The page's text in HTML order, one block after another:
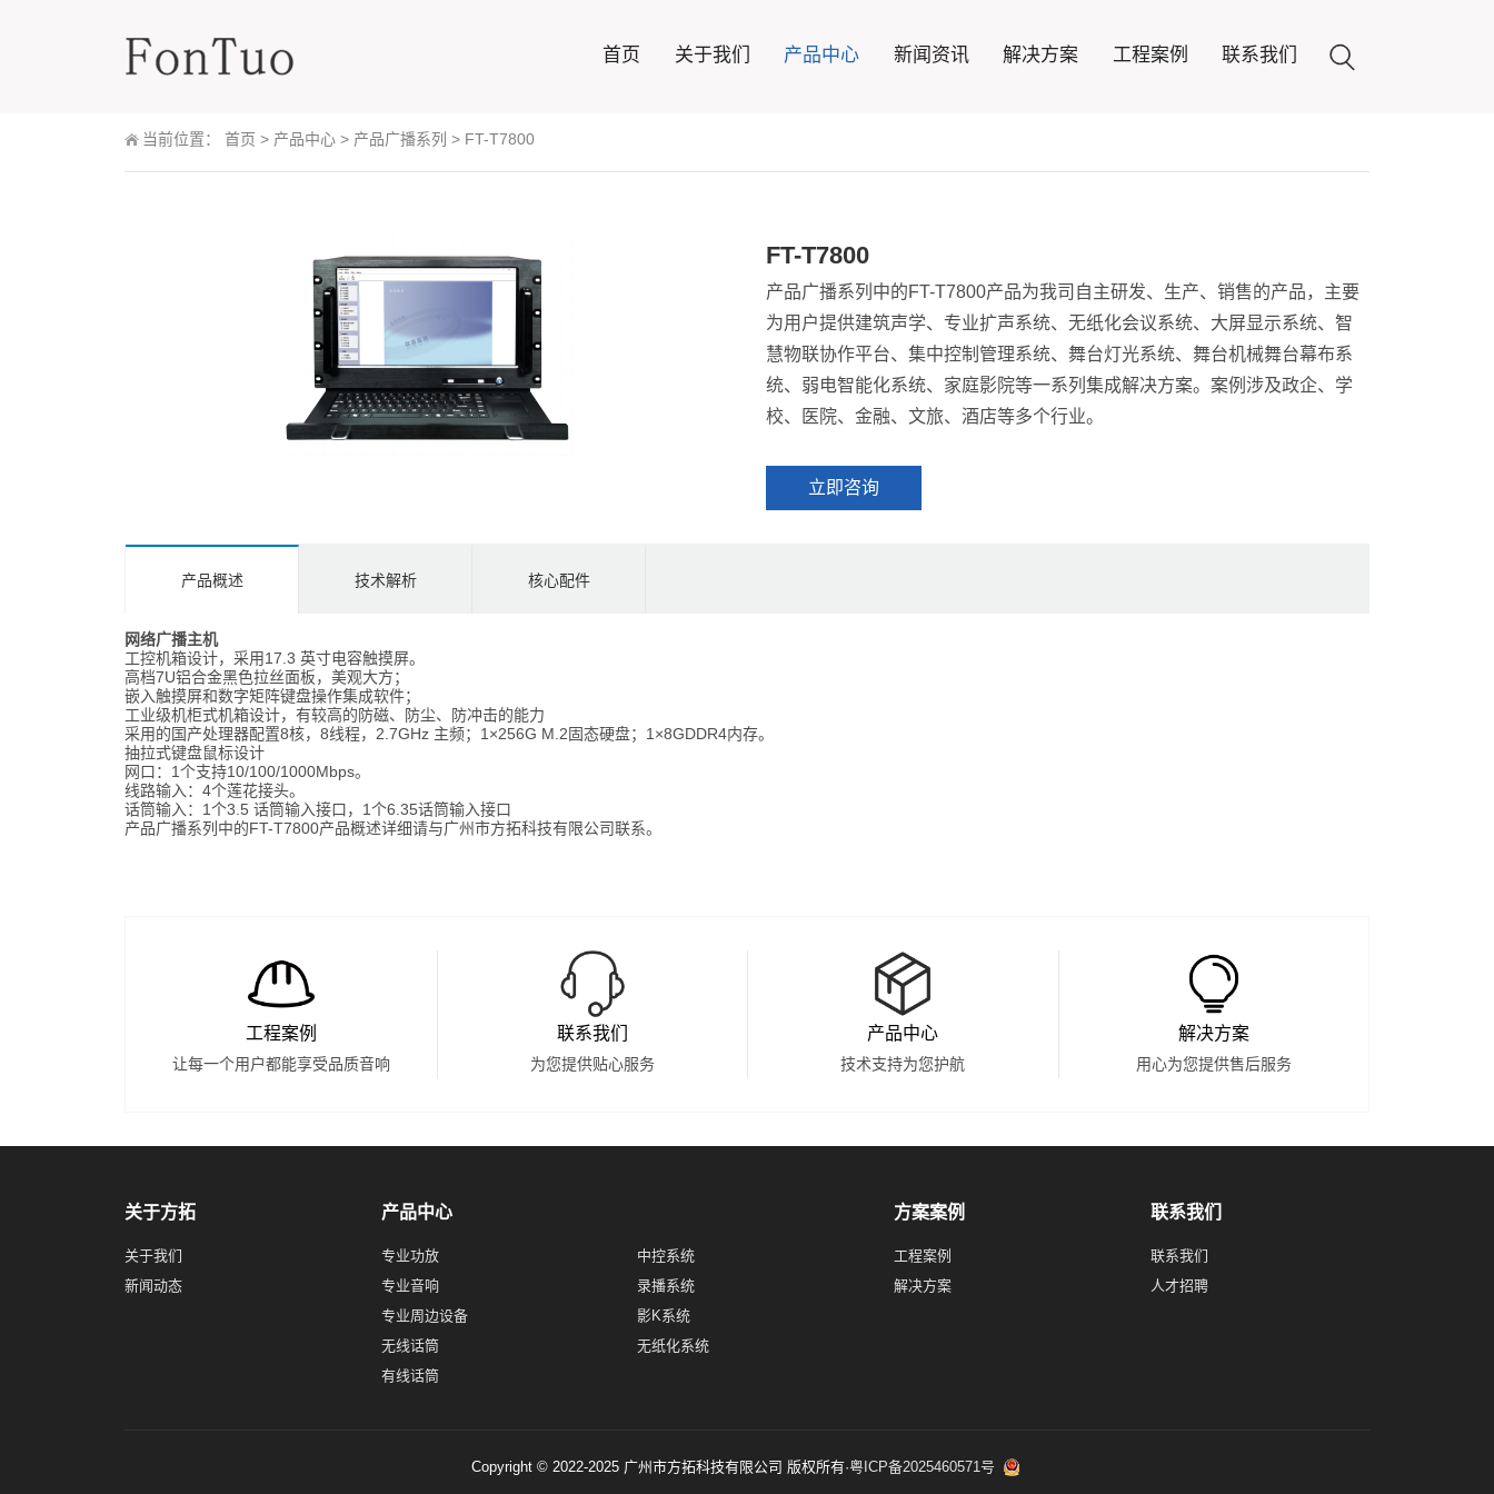
首页 关于我们 产品中心 新闻资讯 解决方案 工程案例 联系我们
当前位置： 首页 > 产品中心 > 产品广播系列 > FT-T7800
FT-T7800
产品广播系列 中的FT-T7800产品为我司自主研发、生产、销售的产品，主要
为用户提供建筑声学、专业扩声系统、无纸化会议系统、大屏显示系统、智
慧物联协作平台、集中控制管理系统、舞台灯光系统、舞台机械舞台幕布系
统、弱电智能化系统、家庭影院等一系列集成解决方案。案例涉及政企、学
校、医院、金融、文旅、酒店等多个行业。
立即咨询
产品概述 技术解析 核心配件
网络广播主机
工控机箱设计，采用17.3 英寸电容触摸屏。
高档7U铝合金黑色拉丝面板，美观大方；
嵌入触摸屏和数字矩阵键盘操作集成软件；
工业级机柜式机箱设计，有较高的防磁、防尘、防冲击的能力
采用的国产处理器配置8核，8线程，2.7GHz 主频；1×256G M.2固态硬盘；1×8GDDR4内存。
抽拉式键盘鼠标设计
网口：1个支持10/100/1000Mbps。
线路输入：4个莲花接头。
话筒输入：1个3.5 话筒输入接口，1个6.35话筒输入接口
产品广播系列 中的FT-T7800产品概述详细请与广州市方拓科技有限公司联系。
工程案例
让每一个用户都能享受品质音响
联系我们
为您提供贴心服务
产品中心
技术支持为您护航
解决方案
用心为您提供售后服务
关于方拓
关于我们
新闻动态
产品中心
专业功放
专业音响
专业周边设备
无线话筒
有线话筒
中控系统
录播系统
影K系统
无纸化系统
方案案例
工程案例
解决方案
联系我们
联系我们
人才招聘
Copyright © 2022-2025 广州市方拓科技有限公司 版权所有·粤ICP备2025460571号